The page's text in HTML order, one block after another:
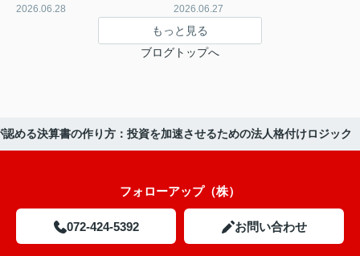
2026.06.28 2026.06.27
もっと見る
ブログトップへ
める決算書の作り方：投資を加速させるための法人格付けロジック
フォローアップ（株）
072-424-5392 お問い合わせ